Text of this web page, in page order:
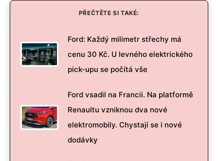
PŘEČTĚTE SI TAKÉ:
Ford: Každý milimetr střechy má
cenu 30 Kč. U levného elektrického
pick-upu se počítá vše
Ford vsadil na Francii. Na platformě
Renaultu vzniknou dva nové
elektromobily. Chystají se i nové
dodávky